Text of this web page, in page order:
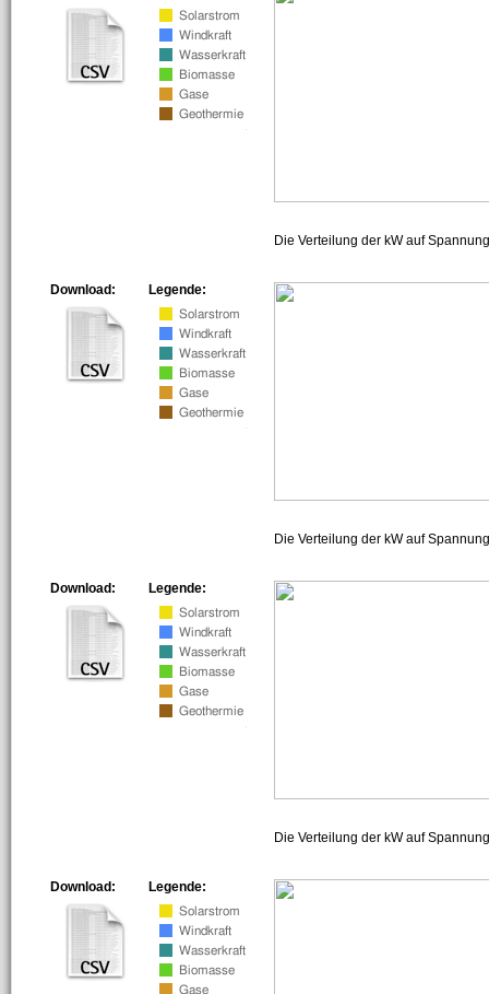
Die Verteilung der kW auf
Legende:
Download:
Die Verteilung der kW auf
Legende:
Download:
Die Verteilung der kW auf
Legende:
Download: